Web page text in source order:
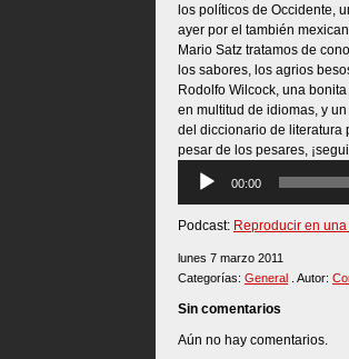
los políticos de Occidente,
ayer por el también
Mario Satz tratamos de
los sabores, los agrios
Rodolfo Wilcock, una
en multitud de idiomas, y
del diccionario de literatura
pesar de los pesares,
Reproductor
audio
00:00
Podcast: Reproducir en
lunes 7 marzo 2011
Categorías: General . Autor:
Sin comentarios
Aún no hay comentarios.